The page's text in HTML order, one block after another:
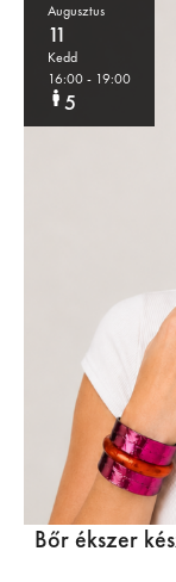
Augusztus
11
Kedd
16:00- 19:00
5
Bőr ékszer